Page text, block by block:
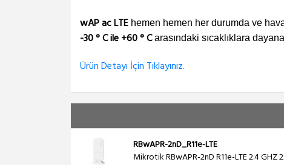
wAP ac LTE hemen hemen her durumda ve
-30 ° C ile +60 ° Carasındaki sıcaklıklara
Ürün Detayı İçin Tıklayınız.
RBwAPR-2nD_R11e-LTE
Mikrotik RBwAPR-2nD R11e-LTE 2.4